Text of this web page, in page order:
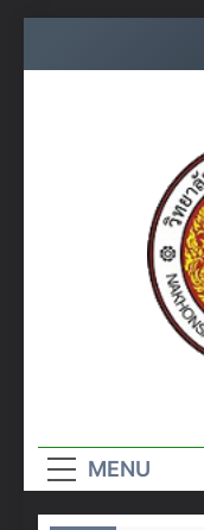
MENU